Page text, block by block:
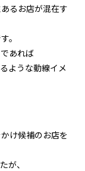
るお店が混在す
。
あれば
ような動線イメ
け候補のお店を
が、